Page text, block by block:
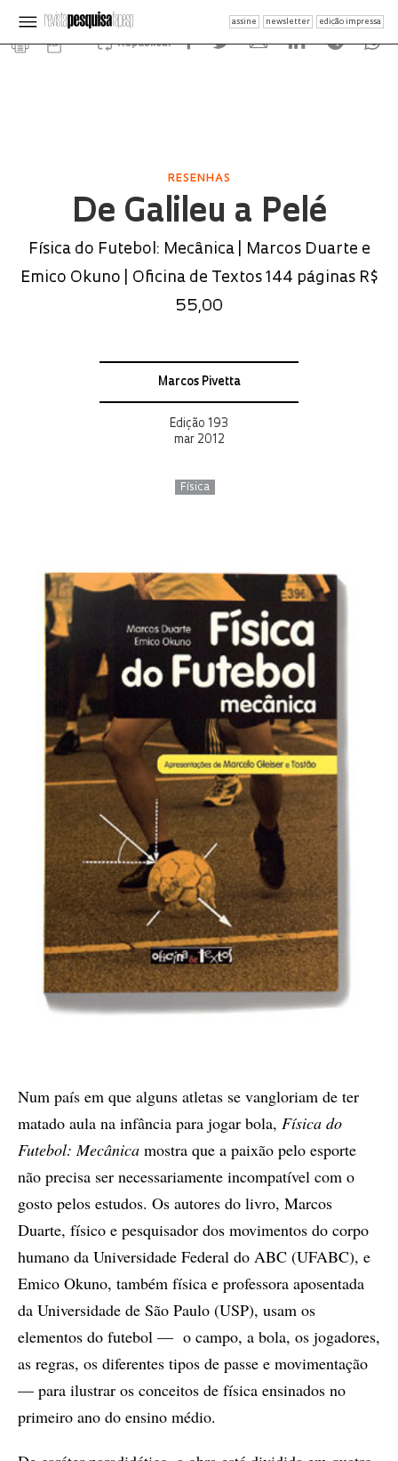
assine newsletter edição impressa
Republicar
RESENHAS
De Galileu a Pelé
Física do Futebol: Mecânica | Marcos Duarte e
Emico Okuno | Oficina de Textos 144 páginas R$
55,00
Marcos Pivetta
Edição 193
mar 2012
Física
Num país em que alguns atletas se vangloriam de ter
matado aula na infância para jogar bola, Física do
Futebol: Mecânica mostra que a paixão pelo esporte
não precisa ser necessariamente incompatível com o
gosto pelos estudos. Os autores do livro, Marcos
Duarte, físico e pesquisador dos movimentos do corpo
humano da Universidade Federal do ABC (UFABC), e
Emico Okuno, também física e professora aposentada
da Universidade de São Paulo (USP), usam os
elementos do futebol — o campo, a bola, os jogadores,
as regras, os diferentes tipos de passe e movimentação
— para ilustrar os conceitos de física ensinados no
primeiro ano do ensino médio.